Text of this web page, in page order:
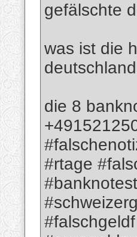
gefälschte
was ist die
die 8
#rtage